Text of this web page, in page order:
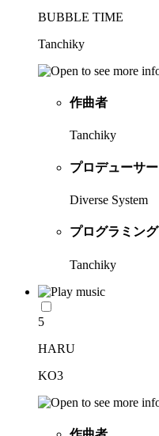
BUBBLE TIME
Tanchiky
作曲者
Tanchiky
プロデューサー
Diverse System
プログラミング
Tanchiky
5
HARU
KO3